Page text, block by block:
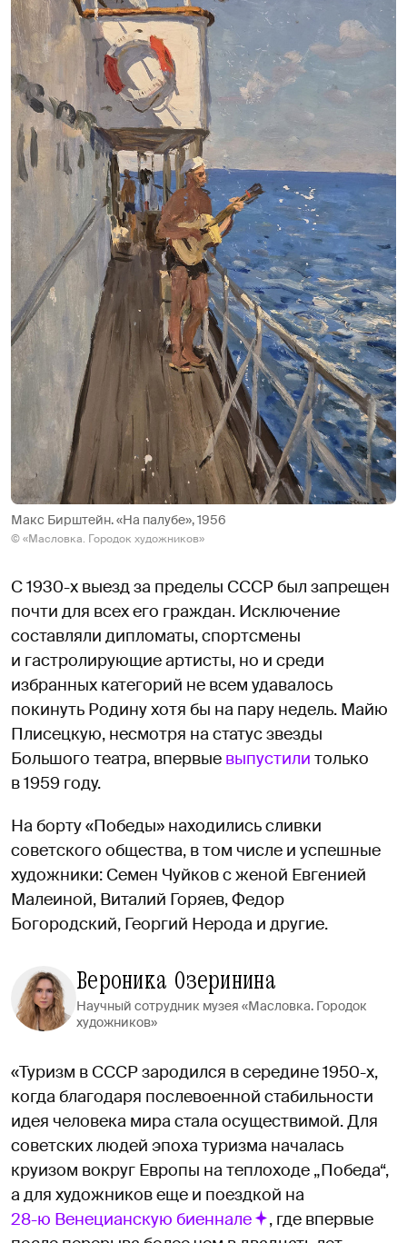
Макс Бирштейн. «На палубе», 1956
© «Масловка. Городок художников»
С 1930-х выезд за пределы СССР был запрещен
почти для всех его граждан. Исключение
составляли дипломаты, спортсмены
и гастролирующие артисты, но и среди
избранных категорий не всем удавалось
покинуть Родину хотя бы на пару недель. Майю
Плисецкую, несмотря на статус звезды
Большого театра, впервые выпустили только
в 1959 году.
На борту «Победы» находились сливки
советского общества, в том числе и успешные
художники: Семен Чуйков с женой Евгенией
Малеиной, Виталий Горяев, Федор
Богородский, Георгий Нерода и другие.
Вероника Озеринина
Научный сотрудник музея «Масловка. Городок
художников»
«Туризм в СССР зародился в середине 1950-х,
когда благодаря послевоенной стабильности
идея человека мира стала осуществимой. Для
советских людей эпоха туризма началась
круизом вокруг Европы на теплоходе „Победа“,
а для художников еще и поездкой на
28-ю Венецианскую биеннале
, где впервые